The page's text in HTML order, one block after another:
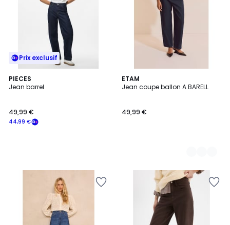
Prix exclusif
PIECES
Jean barrel
44,99 €
49,99 €
ETAM
Jean coupe ballon A BARELL
49,99 €
2
Couleurs